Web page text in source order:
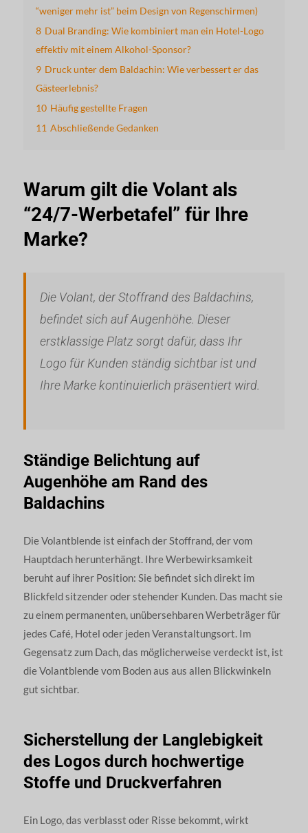
“weniger mehr ist” beim Design von Regenschirmen)
8 Dual Branding: Wie kombiniert man ein Hotel-Logo
effektiv mit einem Alkohol-Sponsor?
9 Druck unter dem Baldachin: Wie verbessert er das
Gästeerlebnis?
10 Häufig gestellte Fragen
11 Abschließende Gedanken
Warum gilt die Volant als
“24/7-Werbetafel” für Ihre
Marke?
Die Volant, der Stoffrand des Baldachins,
befindet sich auf Augenhöhe. Dieser
erstklassige Platz sorgt dafür, dass Ihr
Logo für Kunden ständig sichtbar ist und
Ihre Marke kontinuierlich präsentiert wird.
Ständige Belichtung auf
Augenhöhe am Rand des
Baldachins
Die Volantblende ist einfach der Stoffrand, der vom
Hauptdach herunterhängt. Ihre Werbewirksamkeit
beruht auf ihrer Position: Sie befindet sich direkt im
Blickfeld sitzender oder stehender Kunden. Das macht sie
zu einem permanenten, unübersehbaren Werbeträger für
jedes Café, Hotel oder jeden Veranstaltungsort. Im
Gegensatz zum Dach, das möglicherweise verdeckt ist, ist
die Volantblende vom Boden aus aus allen Blickwinkeln
gut sichtbar.
Sicherstellung der Langlebigkeit
des Logos durch hochwertige
Stoffe und Druckverfahren
Ein Logo, das verblasst oder Risse bekommt, wirkt